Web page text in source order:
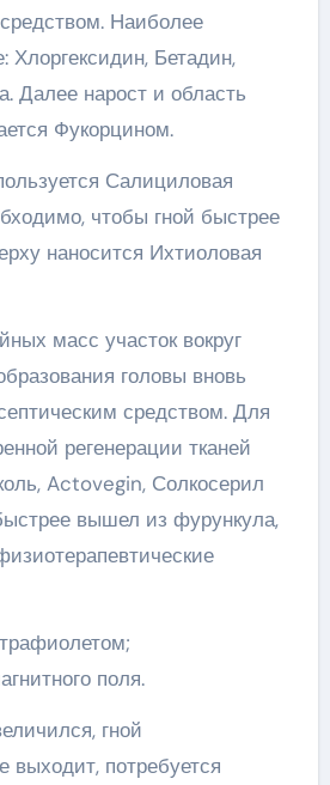
Наиболее
Хлоргексидин, Бетадин,
Далее нарост и область
Фукорцином.
Салициловая
чтобы гной быстрее
наносится Ихтиоловая
масс участок вокруг
головы вновь
средством. Для
регенерации тканей
Actovegin, Солкосерил
вышел из фурункула,
поля.
гной
выходит, потребуется